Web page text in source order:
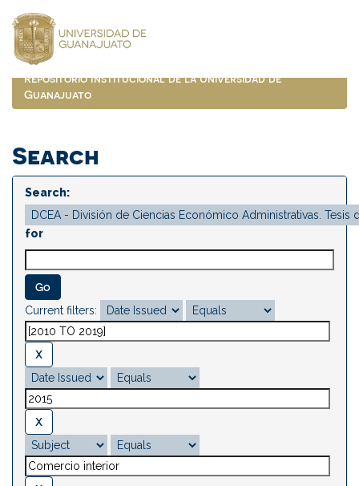
navigation
Repositorio Institucional de la Universidad de
Guanajuato
Search
Search:
for
Current filters: